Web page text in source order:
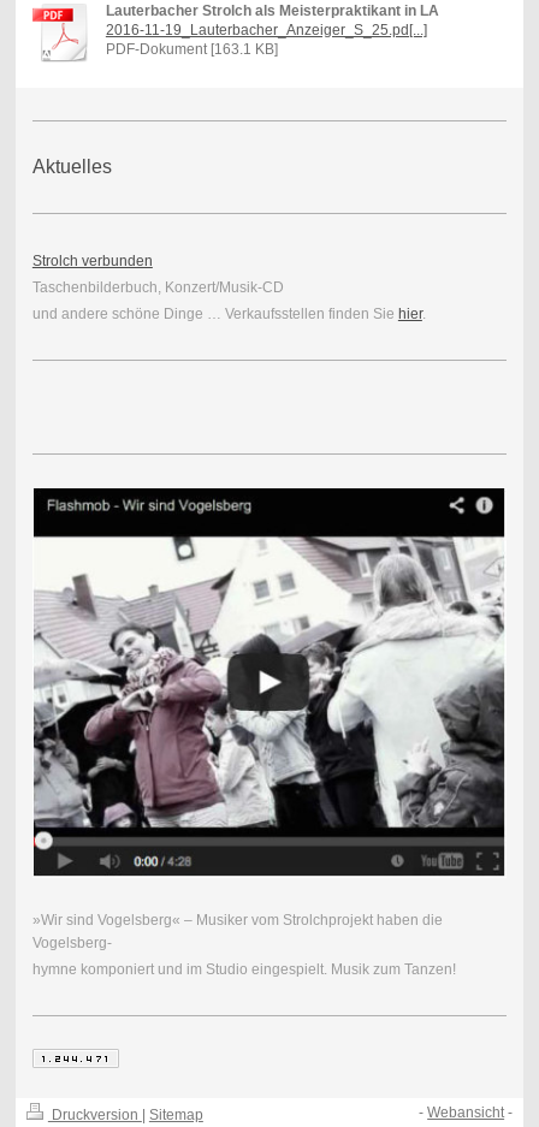
Lauterbacher Strolch als Meisterpraktikant in LA
2016-11-19_Lauterbacher_Anzeiger_S_25.pd[...]
PDF-Dokument [163.1 KB]
Aktuelles
Strolch verbunden
Taschenbilderbuch, Konzert/Musik-CD
und andere schöne Dinge … Verkaufsstellen finden Sie hier.
»Wir sind Vogelsberg« – Musiker vom Strolchprojekt haben die
Vogelsberg-
hymne komponiert und im Studio eingespielt. Musik zum Tanzen!
Druckversion
Sitemap
-Webansicht-